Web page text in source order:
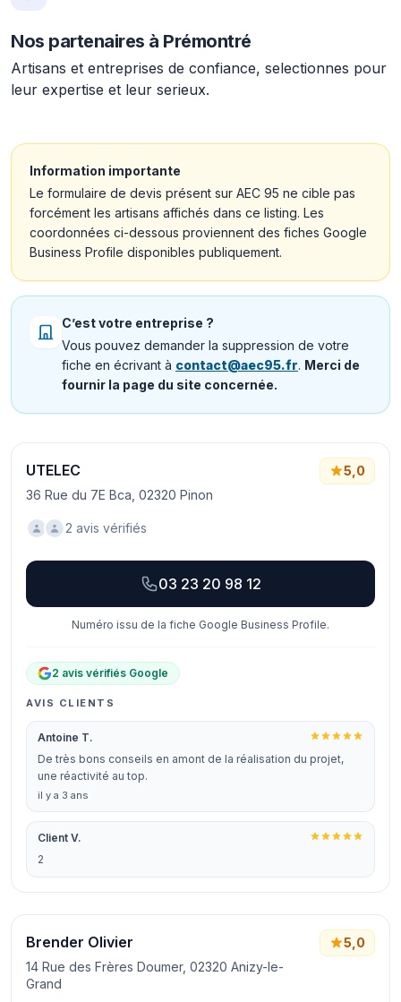
Nos partenaires à Prémontré
Artisans et entreprises de confiance, selectionnes pour
leur expertise et leur serieux.
Information importante
Le formulaire de devis présent sur AEC 95 ne cible pas
forcément les artisans affichés dans ce listing. Les
coordonnées ci-dessous proviennent des fiches Google
Business Profile disponibles publiquement.
C’est votre entreprise ?
Vous pouvez demander la suppression de votre
fiche en écrivant à contact@aec95.fr. Merci de
fournir la page du site concernée.
UTELEC
36 Rue du 7E Bca, 02320 Pinon
5,0
2 avis vérifiés
03 23 20 98 12
Numéro issu de la fiche Google Business Profile.
2 avis vérifiés Google
AVIS CLIENTS
Antoine T.
De très bons conseils en amont de la réalisation du projet,
une réactivité au top.
il y a 3 ans
Client V.
2
Brender Olivier
14 Rue des Frères Doumer, 02320 Anizy-le-
Grand
5,0